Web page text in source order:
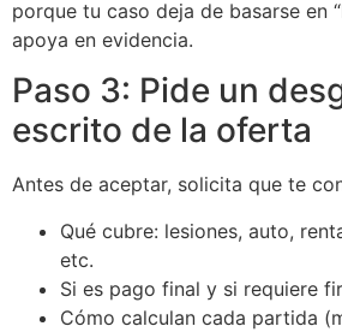
porque tu caso deja de basarse en
apoya en evidencia.
Paso 3: Pide un
escrito de la oferta
Antes de aceptar, solicita que te
Qué cubre: lesiones, auto,
etc.
Si es pago final y si requiere
Cómo calculan cada partida